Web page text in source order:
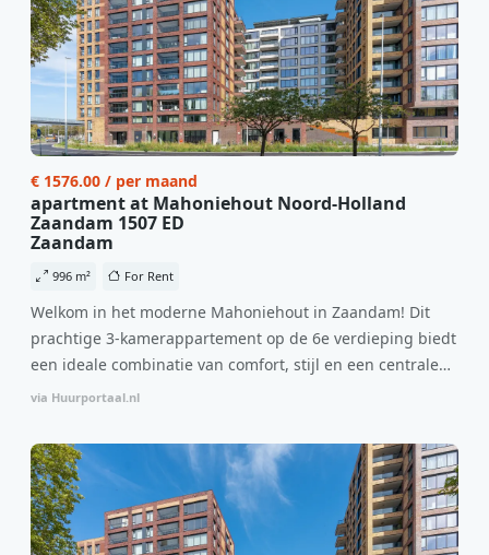
€ 1576.00 / per maand
apartment at Mahoniehout Noord-Holland
Zaandam 1507 ED
Zaandam
996 m² For Rent
Welkom in het moderne Mahoniehout in Zaandam! Dit
prachtige 3-kamerappartement op de 6e verdieping biedt
een ideale combinatie van comfort, stijl en een centrale
locatie. Met een huurprijs van €1.576 per maand
per maand is dit een geweldige kans voor professionals
die op zoek zijn naar een woning die direct beschikbaar is
vanaf 1 april 2026. Bij binnenkomst word je verwelkomd
in een ruime woonkamer met open keuken, samen goed
voor 44 m² aan leefruimte. De lichte woonkamer biedt
via Huurportaal.nl